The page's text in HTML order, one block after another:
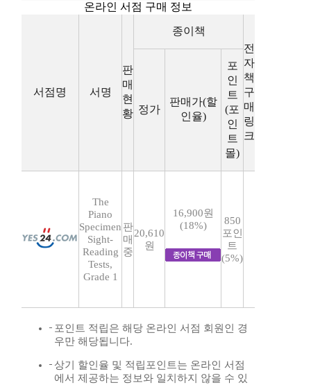
온라인 서점 구매 정보
서점명 서명
판
매
현
황
종이책
전
자
책
구
매
링
크
정가
판매가(할
인율)
포
인
트
(포
인
트
몰)
The
Piano
Specimen
Sight-
Reading
Tests,
Grade 1
판
매
중
20,610
원
16,900원
(18%)
850
포인
트
(5%)
포인트 적립은 해당 온라인 서점 회원인 경
우만 해당됩니다.
상기 할인율 및 적립포인트는 온라인 서점
에서 제공하는 정보와 일치하지 않을 수 있